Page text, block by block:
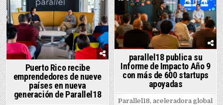
Posted in
Puerto Rico recibe
emprendedores de nueve
países en nueva
generación de Parallel18
Posted in
parallel18 publica su
Informe de Impacto Año 9
con más de 600 startups
apoyadas
Parallel18, aceleradora global